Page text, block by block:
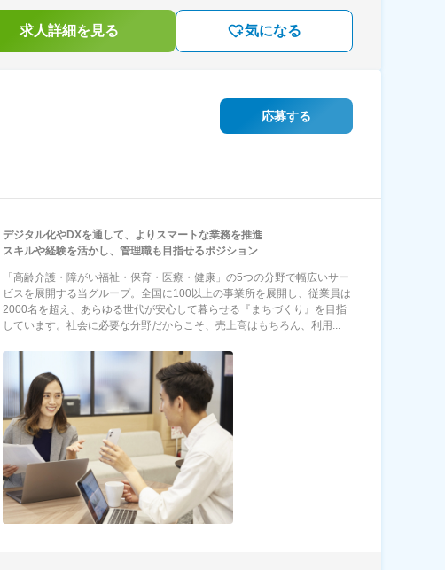
求人詳細を見る 気になる
応募する
デジタル化やDXを通して、よりスマートな業務を推進
スキルや経験を活かし、管理職も目指せるポジション
「高齢介護・障がい福祉・保育・医療・健康」の5つの分野で幅広いサー
ビスを展開する当グループ。全国に100以上の事業所を展開し、従業員は
2000名を超え、あらゆる世代が安心して暮らせる『まちづくり』を目指
しています。社会に必要な分野だからこそ、売上高はもちろん、利用...